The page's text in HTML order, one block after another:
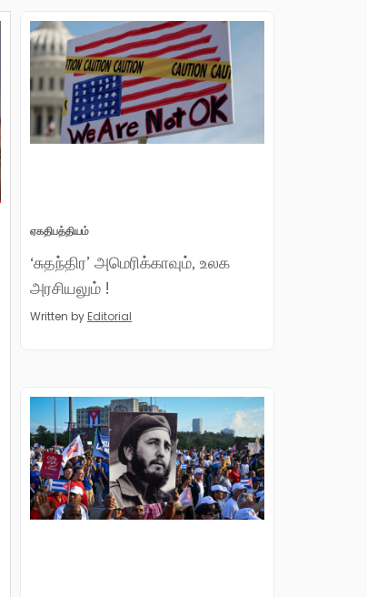
ஏகதிபத்தியம்
‘சுதந்திர’ அமெரிக்காவும், உலக
அரசியலும் !
Written by Editorial